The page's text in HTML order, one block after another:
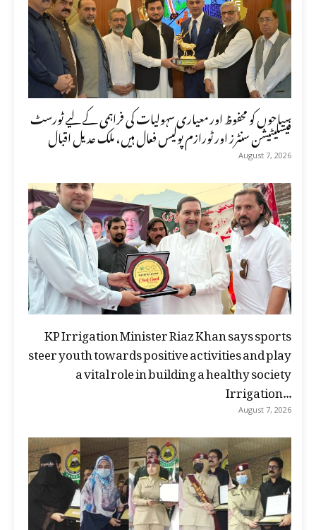
سیاحوں کو محفوظ اور معیاری سہولیات کی فراہمی کے لیے ٹورسٹ
فیسلیٹیشن سنٹرز اور ٹورازم پولیس فعال ہیں، ملک عدیل اقبال
August 7, 2026
KP Irrigation Minister Riaz Khan says sports
steer youth towards positive activities and play
a vital role in building a healthy society
Irrigation...
August 7, 2026